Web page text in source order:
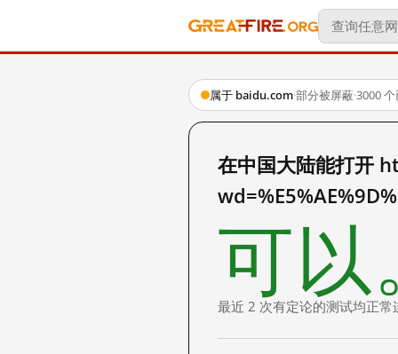
属于 baidu.com·部分被屏蔽·3000
在中国大陆能打开
可以
最近 2 次有定论的测试均正常